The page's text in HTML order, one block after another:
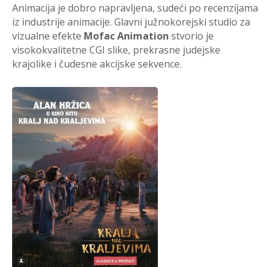
Animacija je dobro napravljena, sudeći po recenzijama
iz industrije animacije. Glavni južnokorejski studio za
vizualne efekte Mofac Animation stvorio je
visokokvalitetne CGI slike, prekrasne judejske
krajolike i čudesne akcijske sekvence.